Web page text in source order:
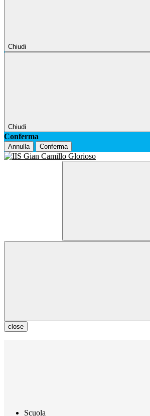
Chiudi
Chiudi
Conferma
Annulla Conferma
close
Scuola